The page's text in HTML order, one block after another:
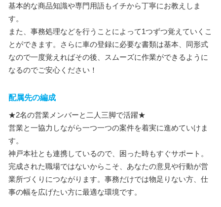
基本的な商品知識や専門用語もイチから丁寧にお教えしま
す。
また、事務処理などを行うことによって1つずつ覚えていくこ
とができます。さらに車の登録に必要な書類は基本、同形式
なので一度覚えればその後、スムーズに作業ができるように
なるのでご安心ください！
配属先の編成
★2名の営業メンバーと二人三脚で活躍★
営業と一協力しながら一つ一つの案件を着実に進めていけま
す。
神戸本社とも連携しているので、困った時もすぐサポート。
完成された職場ではないからこそ、あなたの意見や行動が営
業所づくりにつながります。事務だけでは物足りない方、仕
事の幅を広げたい方に最適な環境です。